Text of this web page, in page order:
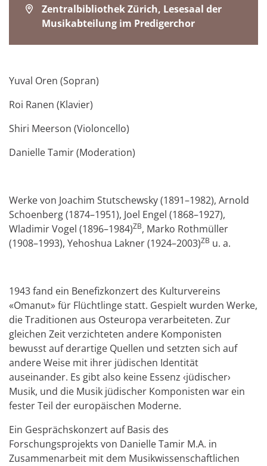
Zentralbibliothek Zürich, Lesesaal der
Musikabteilung im Predigerchor
Yuval Oren (Sopran)
Roi Ranen (Klavier)
Shiri Meerson (Violoncello)
Danielle Tamir (Moderation)
Werke von Joachim Stutschewsky (1891–1982), Arnold
Schoenberg (1874–1951), Joel Engel (1868–1927),
Wladimir Vogel (1896–1984)ZB, Marko Rothmüller
(1908–1993), Yehoshua Lakner (1924–2003)ZB u. a.
1943 fand ein Benefizkonzert des Kulturvereins
«Omanut» für Flüchtlinge statt. Gespielt wurden Werke,
die Traditionen aus Osteu­ropa verarbeiteten. Zur
gleichen Zeit verzichteten andere Komponis­ten
bewusst auf derartige Quellen und setzten sich auf
andere Weise mit ihrer jüdischen Identität
auseinander. Es gibt also keine Essenz ‹jüdischer›
Musik, und die Musik jüdischer Komponisten war ein
fester Teil der europäischen Moderne.
Ein Gesprächskonzert auf Basis des
Forschungsprojekts von Danielle Tamir M.A. in
Zusammenarbeit mit dem Musikwissenschaftlichen